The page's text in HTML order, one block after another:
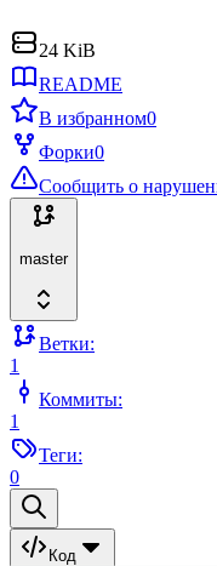
24 KiB
README
В избранном0
Форки0
Сообщить о
master
Ветки:
1
Коммиты:
1
Теги:
0
Код